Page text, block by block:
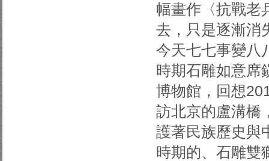
幅畫作〈抗戰老
去，只是逐漸消
今天七七事變八
時期石雕如意席
博物館，回想
訪北京的盧溝橋
護著民族歷史與
時期的、石雕雙